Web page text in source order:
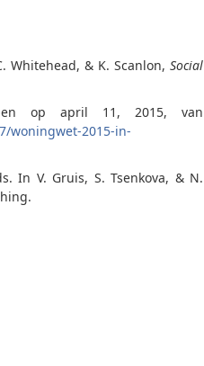
Whitehead, & K. Scanlon, Social
op april 11, 2015, van
woningwet-2015-in-
In V. Gruis, S. Tsenkova, & N.